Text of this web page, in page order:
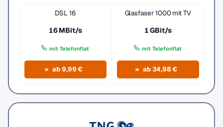
DSL 16
16 MBit/s
mit Telefonflat
ab 9,99 €
Glasfaser 1000 mit TV
1 GBit/s
mit Telefonflat
ab 34,98 €